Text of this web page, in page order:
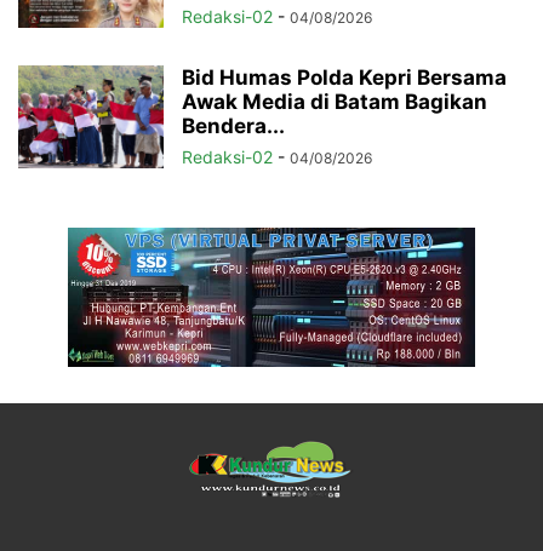
Redaksi-02 - 04/08/2026
Bid Humas Polda Kepri Bersama
Awak Media di Batam Bagikan
Bendera...
Redaksi-02 - 04/08/2026